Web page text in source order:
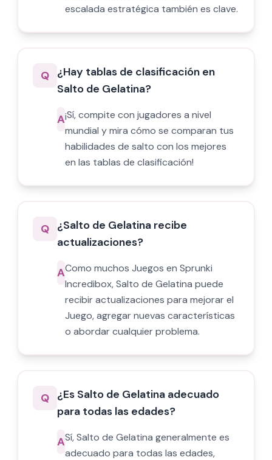
escalada estratégica también es clave.
Q ¿Hay tablas de clasificación en
Salto de Gelatina?
A¡Sí, compite con jugadores a nivel
mundial y mira cómo se comparan tus
habilidades de salto con los mejores
en las tablas de clasificación!
Q ¿Salto de Gelatina recibe
actualizaciones?
AComo muchos Juegos en Sprunki
Incredibox, Salto de Gelatina puede
recibir actualizaciones para mejorar el
Juego, agregar nuevas características
o abordar cualquier problema.
Q ¿Es Salto de Gelatina adecuado
para todas las edades?
ASí, Salto de Gelatina generalmente es
adecuado para todas las edades,